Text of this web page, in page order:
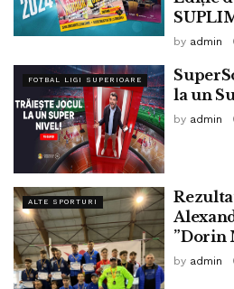
by admin
FOTBAL LIGI SUPERIOARE
la un
by admin
ALTE SPORTURI
”Dorin
by admin